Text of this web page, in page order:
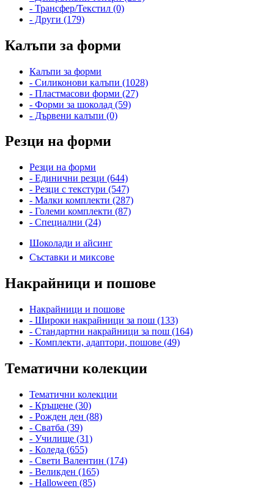
- Трансфер/Текстил (0)
- Други (179)
Калъпи за форми
Калъпи за форми
- Силиконови калъпи (1028)
- Пластмасови форми (27)
- Форми за шоколад (59)
- Дървени калъпи (0)
Резци на форми
Резци на форми
- Единични резци (644)
- Резци с текстури (547)
- Малки комплекти (287)
- Големи комплекти (87)
- Специални (24)
Шоколади и айсинг
Съставки и миксове
Накрайници и пошове
Накрайници и пошове
- Широки накрайници за пош (133)
- Стандартни накрайници за пош (164)
- Комплекти, адаптори, пошове (49)
Тематични колекции
Тематични колекции
- Кръщене (30)
- Рожден ден (88)
- Сватба (39)
- Училище (31)
- Коледа (655)
- Свети Валентин (174)
- Великден (165)
- Halloween (85)